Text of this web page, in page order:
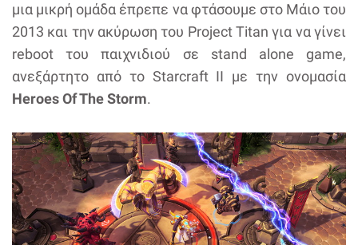
μια μικρή ομάδα έπρεπε να φτάσουμε στο Μάιο του
2013 και την ακύρωση του Project Titan για να γίνει
reboot του παιχνιδιού σε stand alone game,
ανεξάρτητο από το Starcraft II με την ονομασία
Heroes Of The Storm.